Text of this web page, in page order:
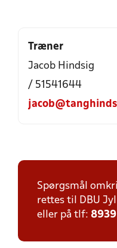
Træner
Jacob Hindsig
/ 51541644
Spørgsmål
rettes til DBU
eller på tlf: